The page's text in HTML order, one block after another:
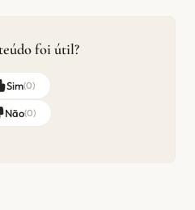
foi útil?
Sim(0)
Não(0)